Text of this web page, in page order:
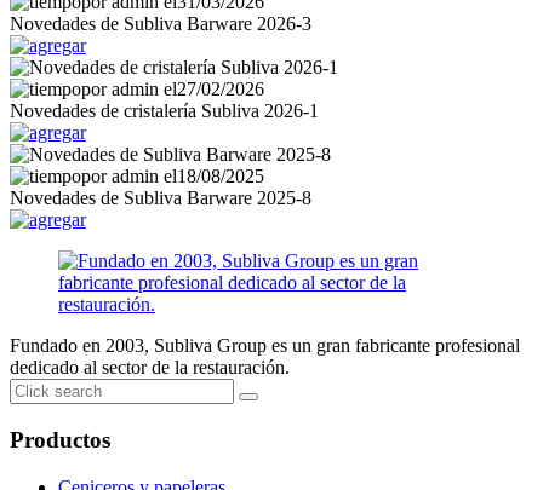
Novedades de Subliva Barware 2026-3
por admin el27/02/2026
Novedades de cristalería Subliva 2026-1
por admin el18/08/2025
Novedades de Subliva Barware 2025-8
Fundado en 2003, Subliva Group es un gran fabricante profesional
dedicado al sector de la restauración.
Productos